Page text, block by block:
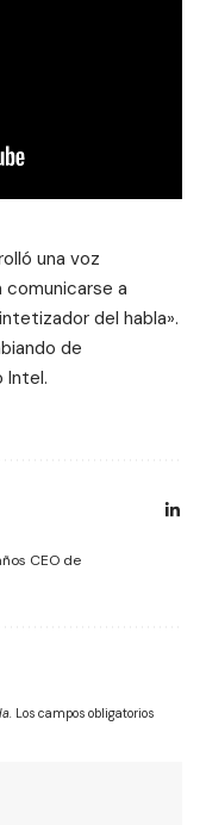
una voz
comunicarse a
del habla».
de
Intel.
CEO de
Los campos obligatorios